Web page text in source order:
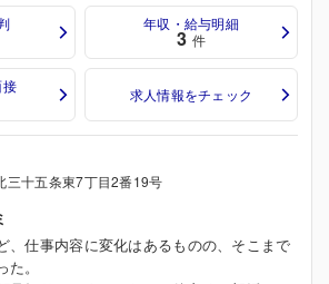
年収・給与明細
3 件
接 求人情報をチェック
三十五条東7丁目2番19号
、仕事内容に変化はあるものの、そこまで
。